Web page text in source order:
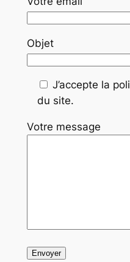
Objet
J’accepte la
du site.
Votre message